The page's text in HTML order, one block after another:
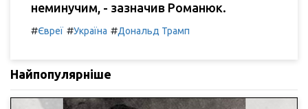
неминучим, - зазначив Романюк.
#Євреї #Україна #Дональд Трамп
Найпопулярніше